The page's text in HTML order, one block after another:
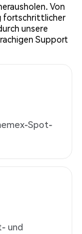
Von
fortschrittlicher
unsere
Support
Spot-
und